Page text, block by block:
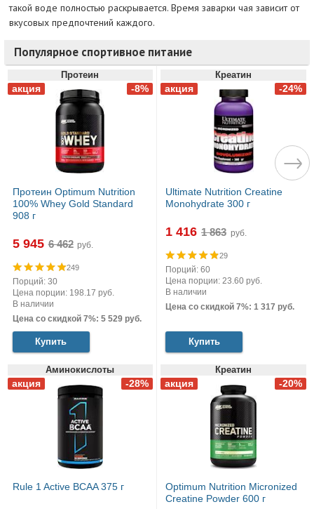
такой воде полностью раскрывается. Время заварки чая зависит от
вкусовых предпочтений каждого.
Популярное спортивное питание
Протеин
Протеин Optimum Nutrition
100% Whey Gold Standard
908 г
5 945 руб.
249
Порций: 30
Цена порции: 198.17 руб.
В наличии
Цена со скидкой 7%: 5 529 руб.
Купить
Креатин
Ultimate Nutrition Creatine
Monohydrate 300 г
1 416 руб.
29
Порций: 60
Цена порции: 23.60 руб.
В наличии
Цена со скидкой 7%: 1 317 руб.
Купить
Аминокислоты
Rule 1 Active BCAA 375 г
Креатин
Optimum Nutrition Micronized
Creatine Powder 600 г